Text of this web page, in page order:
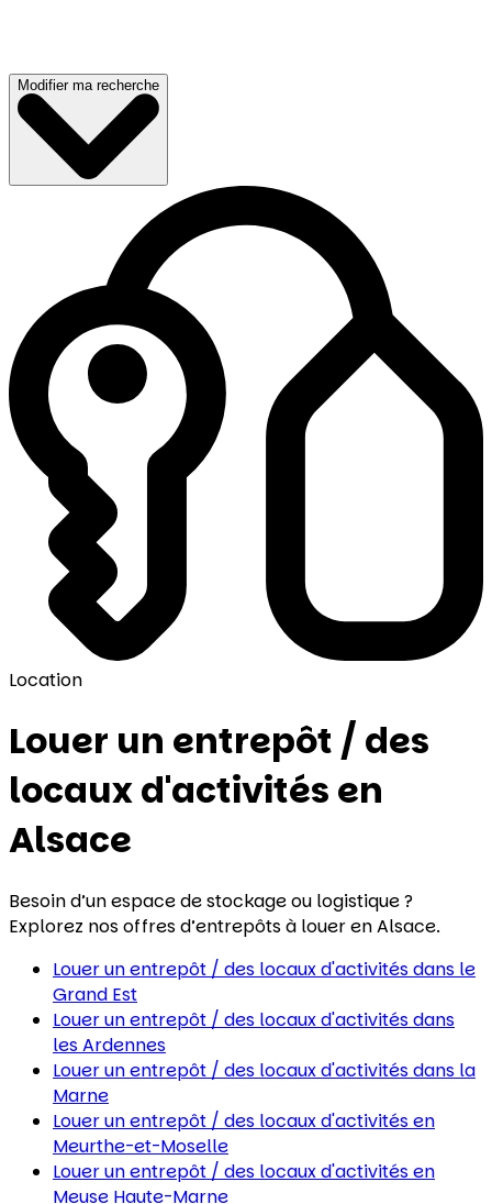
Modifier ma recherche
Location
Louer un entrepôt / des
locaux d'activités en
Alsace
Besoin d’un espace de stockage ou logistique ?
Explorez nos offres d’entrepôts à louer en Alsace.
Louer un entrepôt / des locaux d'activitésdans le
Grand Est
Louer un entrepôt / des locaux d'activitésdans
les Ardennes
Louer un entrepôt / des locaux d'activitésdans la
Marne
Louer un entrepôt / des locaux d'activitésen
Meurthe-et-Moselle
Louer un entrepôt / des locaux d'activitésen
Meuse Haute-Marne